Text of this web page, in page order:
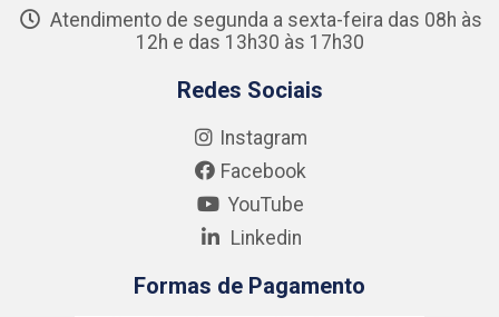
Atendimento de segunda a sexta-feira das 08h às
12h e das 13h30 às 17h30
Redes Sociais
Instagram
Facebook
YouTube
Linkedin
Formas de Pagamento